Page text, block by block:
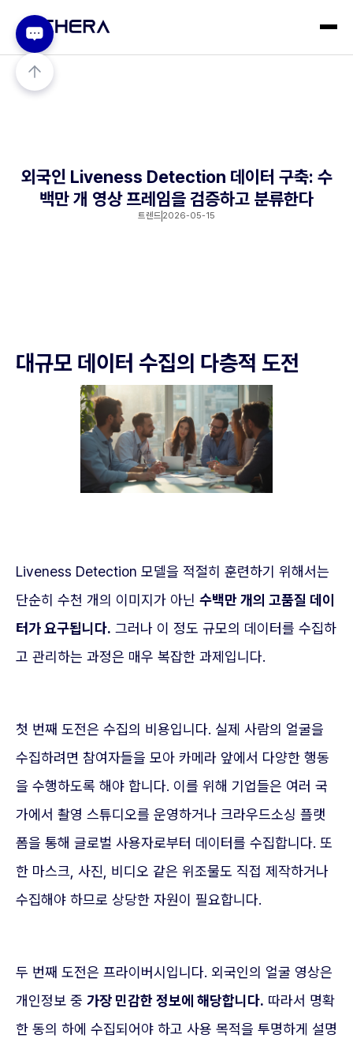
외국인 Liveness Detection 데이터 구축: 수
백만 개 영상 프레임을 검증하고 분류한다
트렌드 2026-05-15
대규모 데이터 수집의 다층적 도전
Liveness Detection 모델을 적절히 훈련하기 위해서는
단순히 수천 개의 이미지가 아닌 수백만 개의 고품질 데이
터가 요구됩니다. 그러나 이 정도 규모의 데이터를 수집하
고 관리하는 과정은 매우 복잡한 과제입니다.
첫 번째 도전은 수집의 비용입니다. 실제 사람의 얼굴을
수집하려면 참여자들을 모아 카메라 앞에서 다양한 행동
을 수행하도록 해야 합니다. 이를 위해 기업들은 여러 국
가에서 촬영 스튜디오를 운영하거나 크라우드소싱 플랫
폼을 통해 글로벌 사용자로부터 데이터를 수집합니다. 또
한 마스크, 사진, 비디오 같은 위조물도 직접 제작하거나
수집해야 하므로 상당한 자원이 필요합니다.
두 번째 도전은 프라이버시입니다. 외국인의 얼굴 영상은
개인정보 중 가장 민감한 정보에 해당합니다. 따라서 명확
한 동의 하에 수집되어야 하고 사용 목적을 투명하게 설명